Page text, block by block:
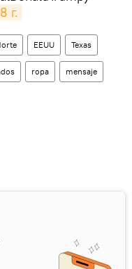
г.
EEUU Texas
ropa mensaje